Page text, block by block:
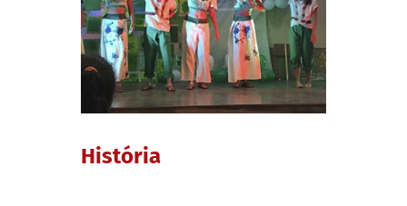
História